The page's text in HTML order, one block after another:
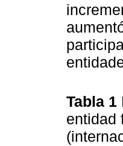
Tabla 1
entidad